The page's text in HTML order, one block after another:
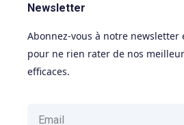
Newsletter
Abonnez-vous à notre
pour ne rien rater de nos
efficaces.